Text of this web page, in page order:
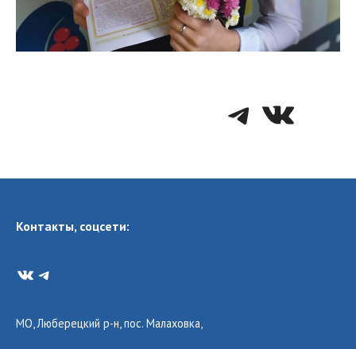
VK
Контакты, соцсети:
VKTelegram
МО, Люберецкий р-н, пос. Малаховка,